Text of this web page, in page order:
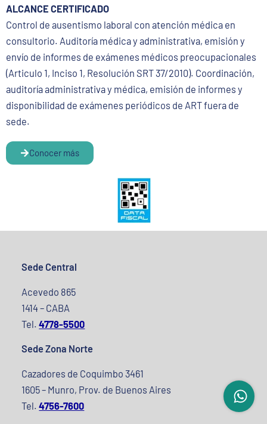
ALCANCE CERTIFICADO
Control de ausentismo laboral con atención médica en
consultorio. Auditoría médica y administrativa, emisión y
envío de informes de exámenes médicos preocupacionales
(Articulo 1, Inciso 1, Resolución SRT 37/2010). Coordinación,
auditoría administrativa y médica, emisión de informes y
disponibilidad de exámenes periódicos de ART fuera de
sede.
Conocer más
Sede Central
Acevedo 865
1414 – CABA
Tel.4778-5500
Sede Zona Norte
Cazadores de Coquimbo 3461
1605 – Munro, Prov. de Buenos Aires
Tel.4756-7600